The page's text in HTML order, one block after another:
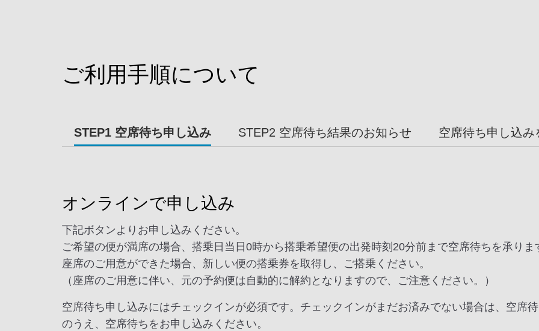
ご利用手順について
STEP1 空席待ち申し込み STEP2 空席待ち結果のお知らせ 空席待ち申し込
オンラインで申し込み
下記ボタンよりお申し込みください。
ご希望の便が満席の場合、搭乗日当日0時から搭乗希望便の出発時刻20分前まで空席待ちを承りま
座席のご用意ができた場合、新しい便の搭乗券を取得し、ご搭乗ください。
（座席のご用意に伴い、元の予約便は自動的に解約となりますので、ご注意ください。）
空席待ち申し込みにはチェックインが必須です。チェックインがまだお済みでない場合は、空席
のうえ、空席待ちをお申し込みください。